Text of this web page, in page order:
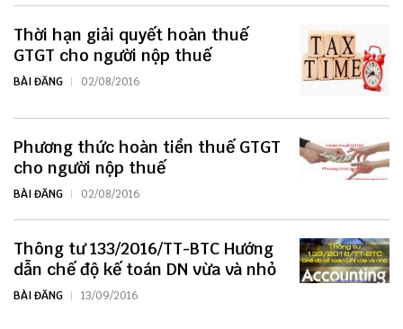
Thời hạn giải quyết hoàn thuế
GTGT cho người nộp thuế
BÀI ĐĂNG 02/08/2016
Phương thức hoàn tiền thuế GTGT
cho người nộp thuế
BÀI ĐĂNG 02/08/2016
Thông tư 133/2016/TT-BTC Hướng
dẫn chế độ kế toán DN vừa và nhỏ
BÀI ĐĂNG 13/09/2016